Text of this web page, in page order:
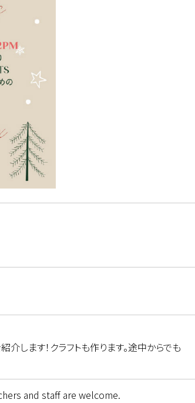
します！クラフトも作ります。途中からでも
and staff are welcome.